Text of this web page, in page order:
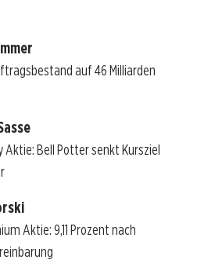
auf 46 Milliarden
Aktie: Bell Potter senkt Kursziel
Aktie: 9,11 Prozent nach